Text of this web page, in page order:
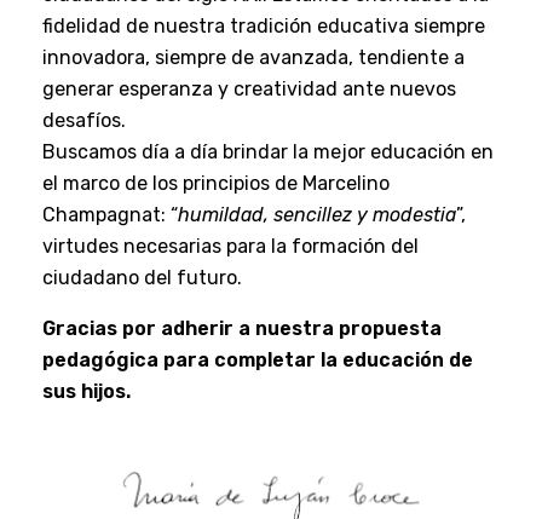
fidelidad de nuestra tradición educativa siempre
innovadora, siempre de avanzada, tendiente a
generar esperanza y creatividad ante nuevos
desafíos.
Buscamos día a día brindar la mejor educación en
el marco de los principios de Marcelino
Champagnat: “humildad, sencillez y modestia”,
virtudes necesarias para la formación del
ciudadano del futuro.
Gracias por adherir a nuestra propuesta
pedagógica para completar la educación de
sus hijos.